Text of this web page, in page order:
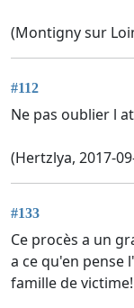
(Montigny sur
#112
Ne pas oublier l
(Hertzlya, 2017-
#133
Ce procès a un
a ce qu'en pense
famille de victime!